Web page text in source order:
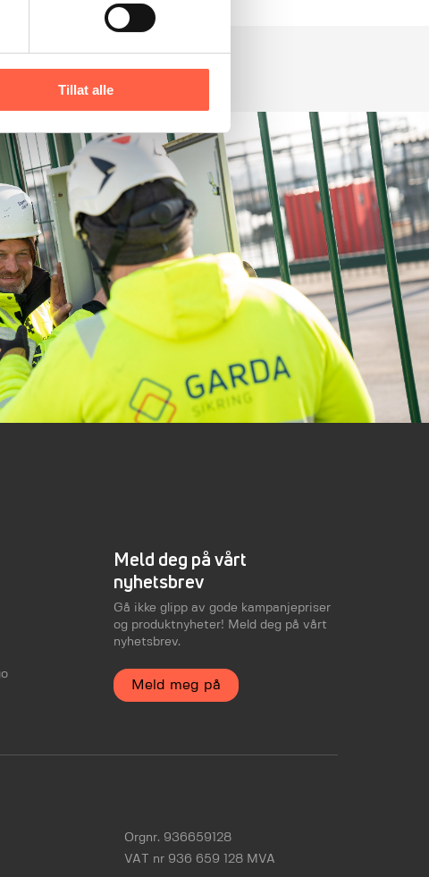
Tillat alle
Meld deg på vårt
nyhetsbrev
Gå ikke glipp av gode kampanjepriser
og produktnyheter! Meld deg på vårt
nyhetsbrev.
Meld meg på
Orgnr. 936659128
VAT nr 936 659 128 MVA